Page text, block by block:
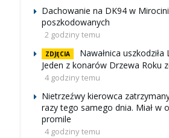
Dachowanie na DK94 w
poszkodowanych
2 godziny temu
ZDJĘCIA
Nawałnica uszkodziła
Jeden z konarów Drzewa Roku
4 godziny temu
Nietrzeźwy kierowca
razy tego samego dnia. Miał w
promile
4 godziny temu